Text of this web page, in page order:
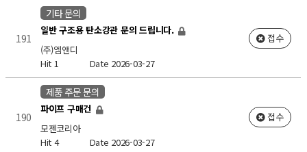
191
기타 문의
일반 구조용 탄소강관 문의 드립니다.
(주)엠앤디
Hit 1 Date 2026-03-27
접수
190
제품 주문 문의
파이프 구매건
모젠코리아
Hit 4 Date 2026-03-27
접수